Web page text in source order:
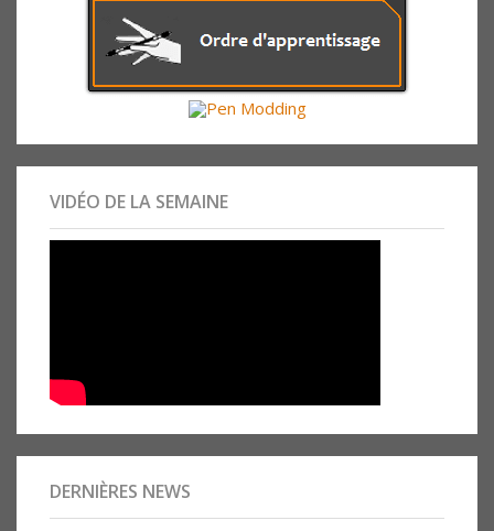
VIDÉO DE LA SEMAINE
DERNIÈRES NEWS